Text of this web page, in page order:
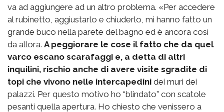
va ad aggiungere ad un altro problema. «Per accedere
al rubinetto, aggiustarlo e chiuderlo, mi hanno fatto un
grande buco nella parete del bagno ed è ancora così
da allora. A peggiorare le cose il fatto che da quel
varco escano scarafaggi e, a detta di altri
inquilini, rischio anche di avere visite sgradite di
topi che vivono nelle intercapedini dei muri dei
palazzi. Per questo motivo ho “blindato” con scatole
pesanti quella apertura. Ho chiesto che venissero a